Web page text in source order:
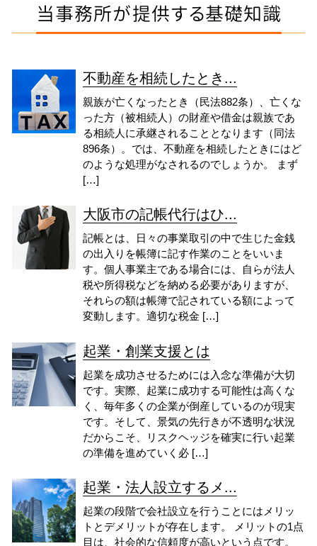
当事務所が提供する基礎知識
不動産を相続したとき...
親族が亡くなったとき（民法882条）、亡くな
った方（被相続人）の財産や借金は親族であ
る相続人に承継されることとなります（同法
896条）。では、不動産を相続したときにはど
のような処理がなされるのでしょうか。 まず
[…]
大阪市の記帳代行はひ...
記帳とは、日々の事業取引の中で生じた金銭
の出入りを帳簿に記す作業のことをいいま
す。個人事業主である場合には、自らが法人
税や所得税などを納める必要がありますが、
それらの額は帳簿で記されている額によって
変動します。適切な税金 […]
起業・創業支援とは
起業を成功させるためには入念な準備が大切
です。実際、起業に成功する可能性は高くな
く、毎年多くの企業が倒産しているのが現実
です。そして、景気の先行きが不透明な状況
だからこそ、リスクヘッジを確実に行い起業
の準備を進めていく必 […]
起業・法人設立するメ...
起業の段階で会社設立を行うことにはメリッ
トとデメリットが存在します。 メリットの1点
目は、社会的な信頼度が高いという点です。